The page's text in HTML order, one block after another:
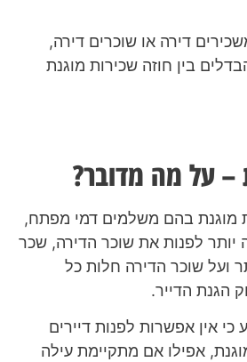
דירה או שוכרים דירה,
בין חוזה שכירות מוגנת
– על מה מדובר?
מוגנת בהם משלמים דמי מפתח,
יותר לפנות את שוכר הדירה, שכר
ועל שוכר הדירה חלות כל
הגנת הדייר.
כי אין אפשרות לפנות דיירים
אפילו אם מתקיימת עילה